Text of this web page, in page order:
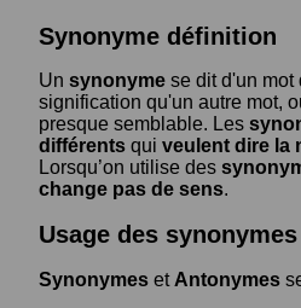
Synonyme définition
Un synonyme se dit d'un mot
signification qu'un autre mot,
presque semblable. Les
différents qui veulent dire la
Lorsqu’on utilise des
change pas de sens.
Usage des synonymes
Synonymes et Antonymes